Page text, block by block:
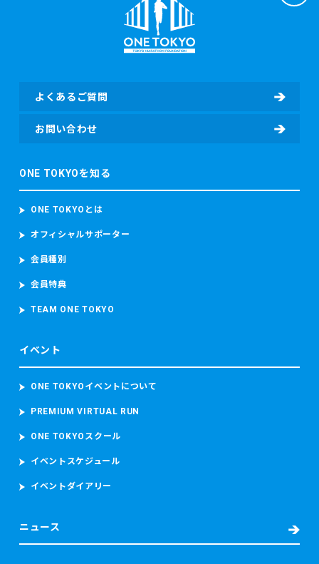
よくあるご質問
お問い合わせ
ONE TOKYOを知る
ONE TOKYOとは
オフィシャルサポーター
会員種別
会員特典
TEAM ONE TOKYO
イベント
ONE TOKYOイベントについて
PREMIUM VIRTUAL RUN
ONE TOKYOスクール
イベントスケジュール
イベントダイアリー
ニュース